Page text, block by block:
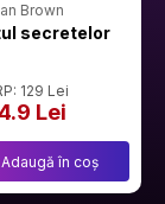
Brown
secretelor
129 Lei
Lei
Adaugă în coș